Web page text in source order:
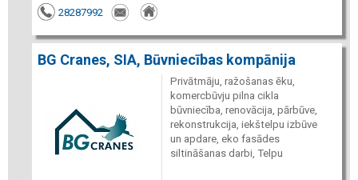
28287992
BG Cranes, SIA, Būvniecības kompānija
Privātmāju, ražošanas ēku,
komercbūvju pilna cikla
būvniecība, renovācija, pārbūve,
rekonstrukcija, iekštelpu izbūve
un apdare, eko fasādes
siltināšanas darbi, Telpu